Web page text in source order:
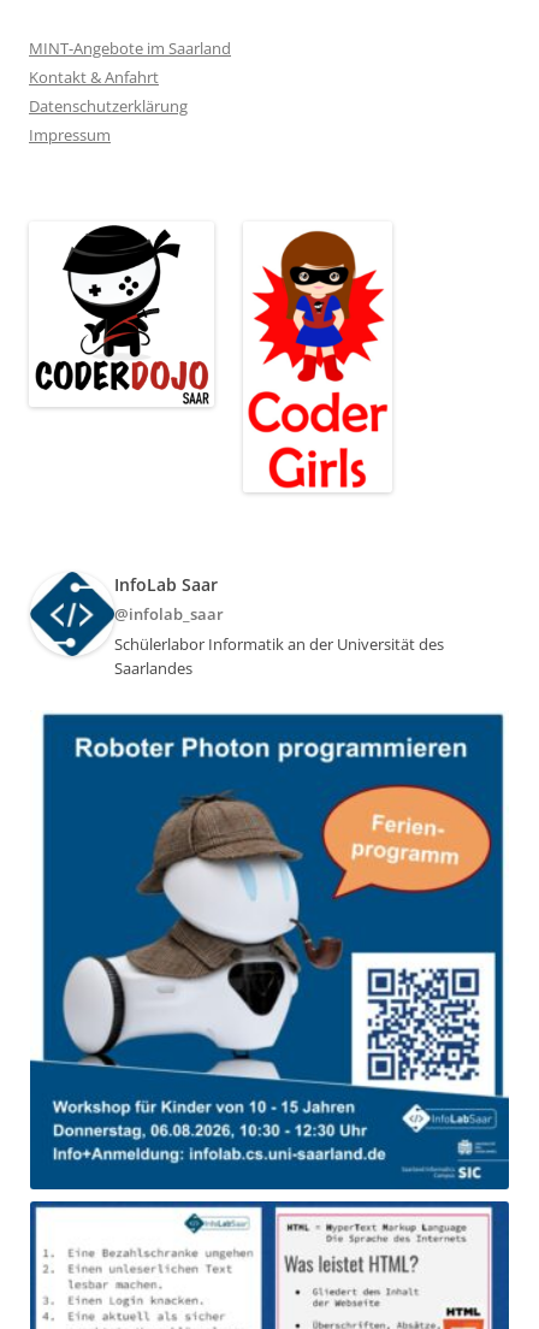
MINT-Angebote im Saarland
Kontakt & Anfahrt
Datenschutzerklärung
Impressum
InfoLab Saar
@infolab_saar
Schülerlabor Informatik an der Universität des
Saarlandes